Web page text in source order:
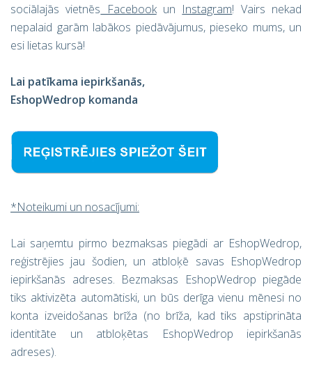
sociālajās vietnēs Facebookun Instagram! Vairs nekad
nepalaid garām labākos piedāvājumus, pieseko mums, un
esi lietas kursā!
Lai patīkama iepirkšanās,
EshopWedrop komanda
*Noteikumi un nosacījumi:
Lai saņemtu pirmo bezmaksas piegādi ar EshopWedrop,
reģistrējies jau šodien, un atbloķē savas EshopWedrop
iepirkšanās adreses. Bezmaksas EshopWedrop piegāde
tiks aktivizēta automātiski, un būs derīga vienu mēnesi no
konta izveidošanas brīža (no brīža, kad tiks apstiprināta
identitāte un atbloķētas EshopWedrop iepirkšanās
adreses).